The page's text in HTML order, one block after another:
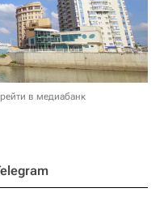
в медиабанк